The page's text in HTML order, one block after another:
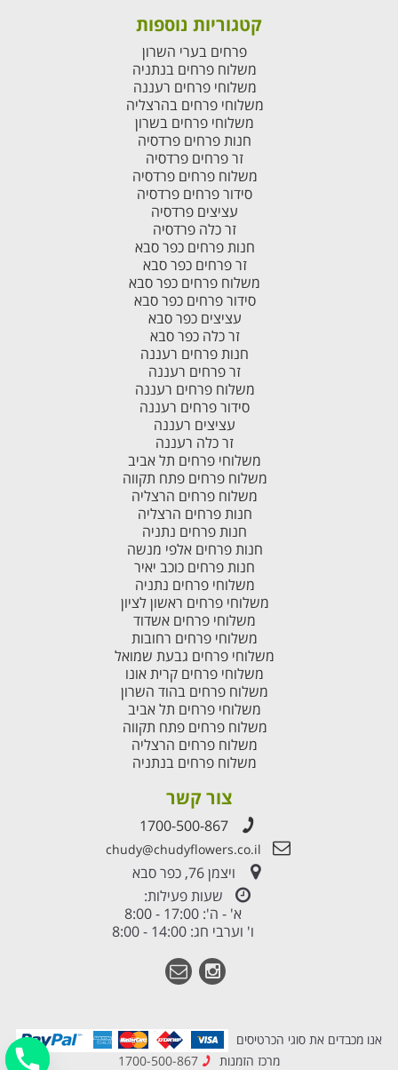
קטגוריות נוספות
פרחים בערי השרון
משלוח פרחים בנתניה
משלוחי פרחים רעננה
משלוחי פרחים בהרצליה
משלוחי פרחים בשרון
חנות פרחים פרדסיה
זר פרחים פרדסיה
משלוח פרחים פרדסיה
סידור פרחים פרדסיה
עציצים פרדסיה
זר כלה פרדסיה
חנות פרחים כפר סבא
זר פרחים כפר סבא
משלוח פרחים כפר סבא
סידור פרחים כפר סבא
עציצים כפר סבא
זר כלה כפר סבא
חנות פרחים רעננה
זר פרחים רעננה
משלוח פרחים רעננה
סידור פרחים רעננה
עציצים רעננה
זר כלה רעננה
משלוחי פרחים תל אביב
משלוח פרחים פתח תקווה
משלוח פרחים הרצליה
חנות פרחים הרצליה
חנות פרחים נתניה
חנות פרחים אלפי מנשה
חנות פרחים כוכב יאיר
משלוחי פרחים נתניה
משלוחי פרחים ראשון לציון
משלוחי פרחים אשדוד
משלוחי פרחים רחובות
משלוחי פרחים גבעת שמואל
משלוחי פרחים קרית אונו
משלוח פרחים בהוד השרון
משלוחי פרחים תל אביב
משלוח פרחים פתח תקווה
משלוח פרחים הרצליה
משלוח פרחים בנתניה
צור קשר
1700-500-867
chudy@chudyflowers.co.il
ויצמן 76, כפר סבא
שעות פעילות:
א' - ה': 17:00 - 8:00
ו' וערבי חג: 14:00 - 8:00
אנו מכבדים את סוגי הכרטיסים
מרכז הזמנות